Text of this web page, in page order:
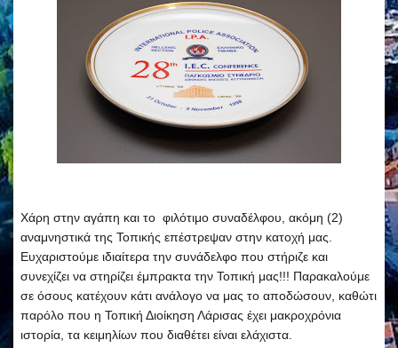
Χάρη στην αγάπη και το φιλότιμο συναδέλφου, ακόμη (2)
αναμνηστικά της Τοπικής επέστρεψαν στην κατοχή μας.
Ευχαριστούμε ιδιαίτερα την συνάδελφο που στήριζε και
συνεχίζει να στηρίζει έμπρακτα την Τοπική μας!!! Παρακαλούμε
σε όσους κατέχουν κάτι ανάλογο να μας το αποδώσουν, καθώτι
παρόλο που η Τοπική Διοίκηση Λάρισας έχει μακροχρόνια
ιστορία, τα κειμηλίων που διαθέτει είναι ελάχιστα.